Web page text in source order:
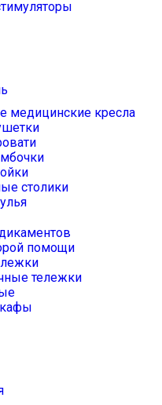
медицинские кресла
столики
помощи
тележки